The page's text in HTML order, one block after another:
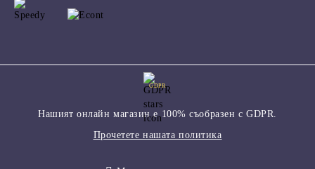
GDPR
Нашият онлайн магазин е 100% съобразен с GDPR.
Прочетете нашата политика